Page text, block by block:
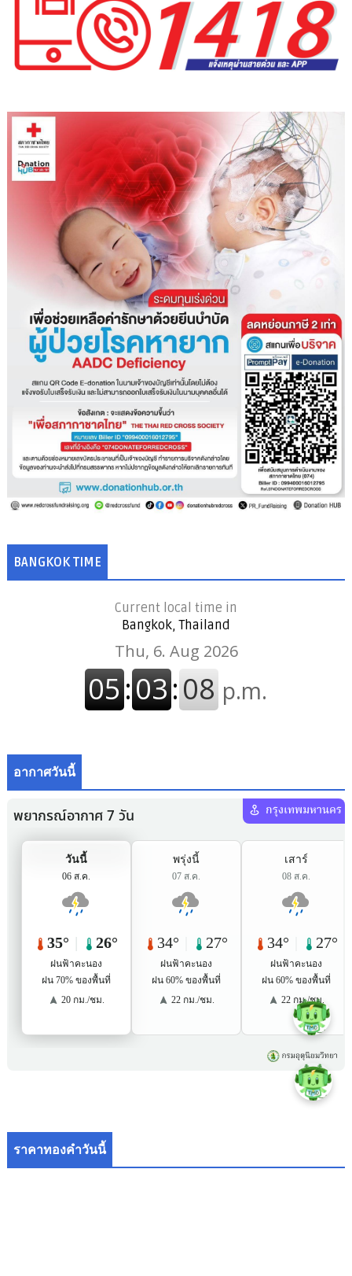
BANGKOK TIME
Current local time in
Bangkok, Thailand
อากาศวันนี้
ราคาทองคำวันนี้